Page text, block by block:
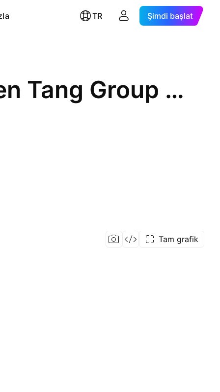
TR Şimdi başlat
Tianjin Pharmaceutical Da Ren Tang Group Corporation Limited Class S
Tam grafik